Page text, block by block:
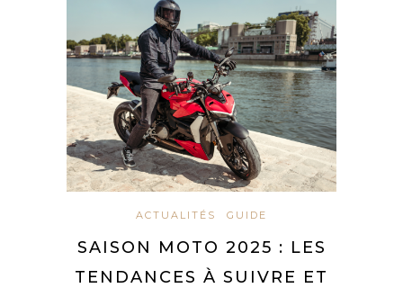
ACTUALITÉS GUIDE
SAISON MOTO 2025 : LES
TENDANCES À SUIVRE ET